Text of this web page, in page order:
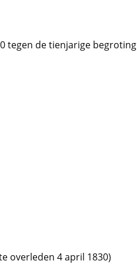
tegen de tienjarige begroting
overleden 4 april 1830)